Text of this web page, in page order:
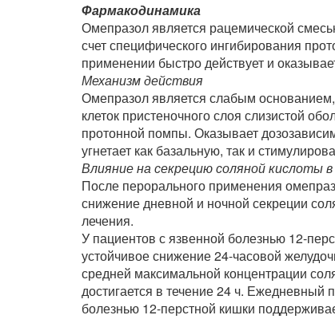
Фармакодинамика
Омепразол является рацемической
счет специфического ингибирования
применении быстро действует и
Механизм действия
Омепразол является слабым
клеток пристеночного слоя слизистой
протонной помпы. Оказывает
угнетает как базальную, так и
Влияние на секрецию соляной кислоты
После перорального применения
снижение дневной и ночной секреции
лечения.
У пациентов с язвенной болезнью 12-
устойчивое снижение 24-часовой
средней максимальной концентрации
достигается в течение 24 ч.
болезнью 12-перстной кишки